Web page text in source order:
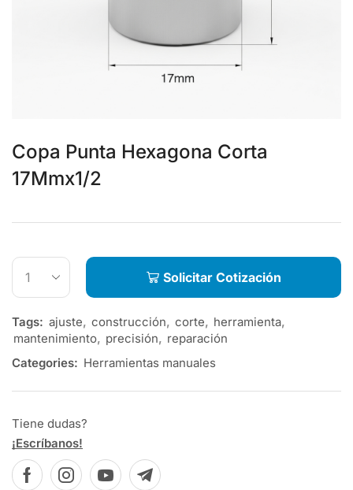
Copa Punta Hexagona Corta
17Mmx1/2
Solicitar Cotización
Tags: ajuste, construcción, corte, herramienta,
mantenimiento, precisión, reparación
Categories: Herramientas manuales
Tiene dudas?
¡Escríbanos!